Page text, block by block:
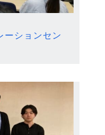
ーションセン